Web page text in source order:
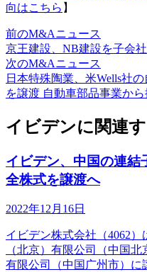
向はこちら 】
前のM&Aニュース
京王建設、NB建設を子会
次のM&Aニュース
日本特殊陶業、米Wells社
を譲渡 自動車部品事業から
イビデンに関連
イビデン、中国の連結
全株式を譲渡へ
2022年12月16日
イビデン株式会社（4062
（北京）有限公司（中国
有限公司（中国广州市）